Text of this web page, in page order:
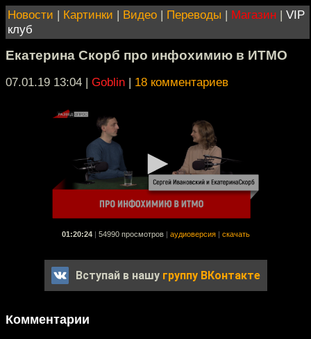
Новости | Картинки | Видео | Переводы | Магазин | VIP
клуб
Екатерина Скорб про инфохимию в ИТМО
07.01.19 13:04 | Goblin | 18 комментариев
01:20:24 54990 просмотров аудиоверсия скачать
Вступай в нашу группу ВКонтакте
Комментарии